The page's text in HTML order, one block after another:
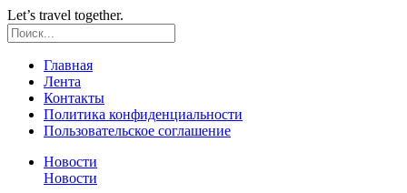
Let’s travel together.
Главная
Лента
Контакты
Политика конфиденциальности
Пользовательское соглашение
Новости
Новости